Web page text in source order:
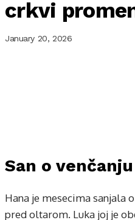
crkvi
January 20, 2026
San o venčanju
Hana je mesecima sanjala
pred oltarom. Luka joj je